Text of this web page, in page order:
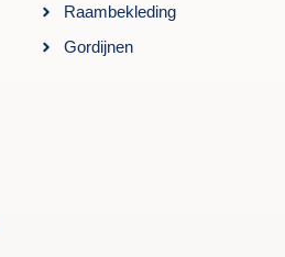
Raambekleding
Gordijnen